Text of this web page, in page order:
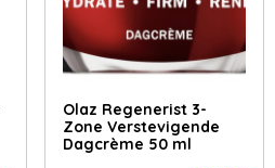
Olaz Regenerist 3-
Zone Verstevigende
Dagcrème 50 ml